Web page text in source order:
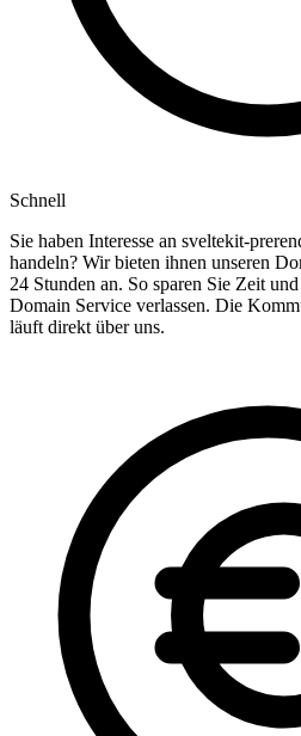
Schnell
Sie haben Interesse an sveltekit-
handeln? Wir bieten ihnen unseren
24 Stunden an. So sparen Sie Zeit
Domain Service verlassen. Die
läuft direkt über uns.